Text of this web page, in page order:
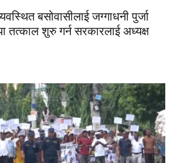
बसोवासीलाई जग्गाधनी पुर्जा
तत्काल शुरु गर्न सरकारलाई अध्यक्ष